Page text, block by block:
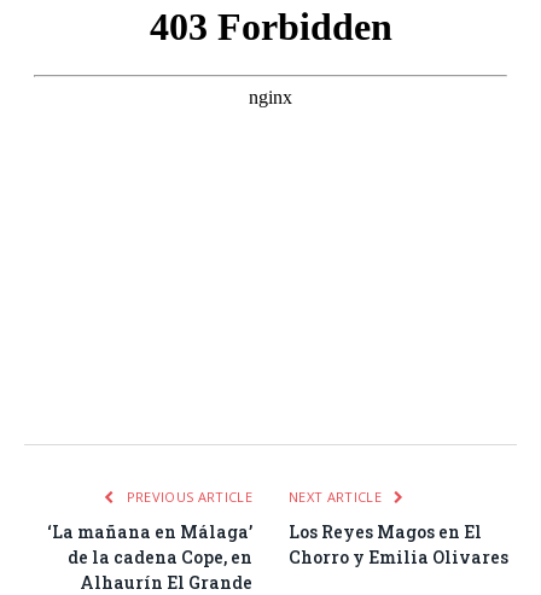
PREVIOUS ARTICLE
‘La mañana en Málaga’
de la cadena Cope, en
Alhaurín El Grande
NEXT ARTICLE
Los Reyes Magos en El
Chorro y Emilia Olivares